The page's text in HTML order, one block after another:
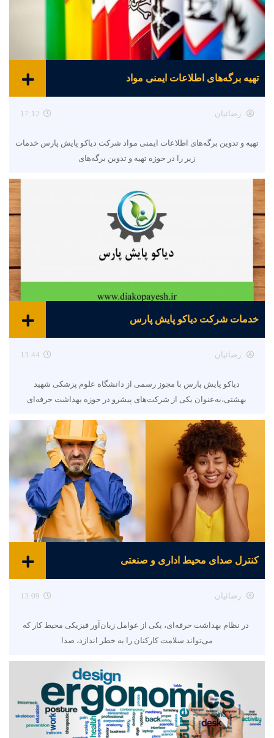
تهیه برگه‌های اطلاعات ایمنی مواد
رضائیان 17:12
تهیه و تدوین برگه‌های اطلاعات ایمنی مواد شرکت دیاکو پایش پارس خدمات
زیر را در حوزه تهیه و تدوین برگه‌های
خدمات شرکت دیاکو پایش پارس
رضائیان 13:44
دیاکو پایش پارس با مجوز رسمی از دانشگاه علوم پزشکی شهید
بهشتی،به‌عنوان یکی از شرکت‌های پیشرو در حوزه بهداشت حرفه‌ای
کنترل صدای محیط اداری و صنعتی
رضائیان 13:09
در نظام بهداشت حرفه‌ای، یکی از عوامل زیان‌آور فیزیکی محیط کار که
می‌تواند سلامت کارکنان را به خطر اندازد، صدا